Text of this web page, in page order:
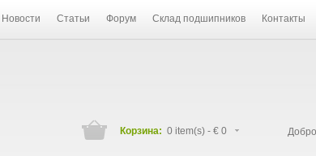
Новости Статьи Форум Склад подшипников Контакты
Корзина: 0 item(s) - € 0